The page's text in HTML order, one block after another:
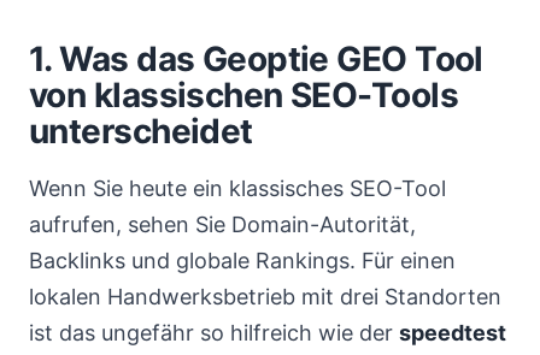
1. Was das Geoptie GEO Tool
von klassischen SEO-Tools
unterscheidet
Wenn Sie heute ein klassisches SEO-Tool
aufrufen, sehen Sie Domain-Autorität,
Backlinks und globale Rankings. Für einen
lokalen Handwerksbetrieb mit drei Standorten
ist das ungefähr so hilfreich wie der speedtest